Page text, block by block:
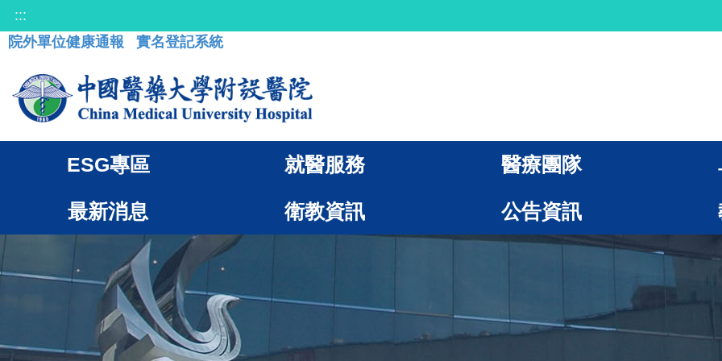
:::
院外單位健康通報
實名登記系統
ESG專區 就醫服務 醫療團隊
最新消息 衛教資訊 公告資訊